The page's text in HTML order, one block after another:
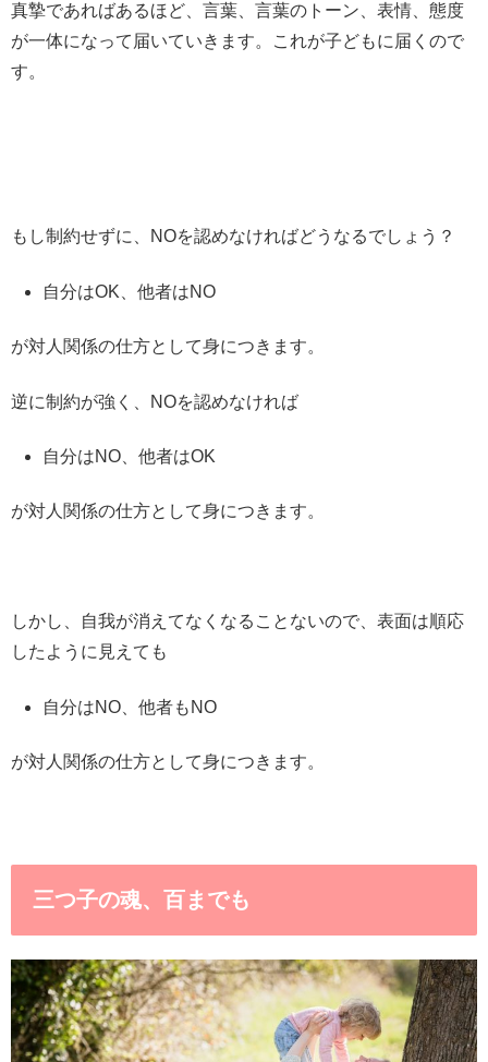
真摯であればあるほど、言葉、言葉のトーン、表情、態度
が一体になって届いていきます。これが子どもに届くので
す。
もし制約せずに、NOを認めなければどうなるでしょう？
自分はOK、他者はNO
が対人関係の仕方として身につきます。
逆に制約が強く、NOを認めなければ
自分はNO、他者はOK
が対人関係の仕方として身につきます。
しかし、自我が消えてなくなることないので、表面は順応
したように見えても
自分はNO、他者もNO
が対人関係の仕方として身につきます。
三つ子の魂、百までも